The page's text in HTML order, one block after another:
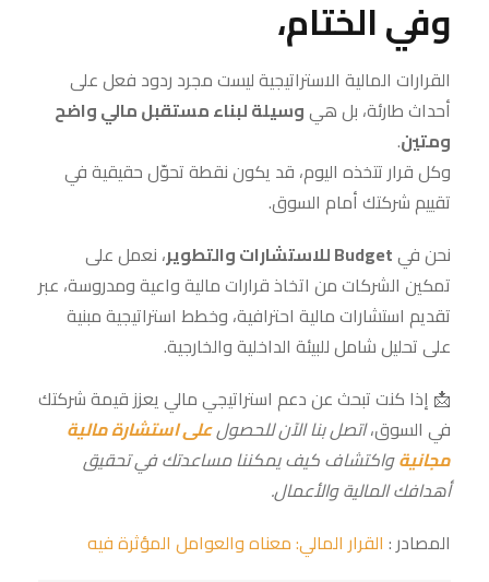
وفي الختام،
القرارات المالية الاستراتيجية ليست مجرد ردود فعل على
أحداث طارئة، بل هيوسيلة لبناء مستقبل مالي واضح
ومتين.
وكل قرار تتخذه اليوم، قد يكون نقطة تحوّل حقيقية في
تقييم شركتك أمام السوق.
نحن فيBudget للاستشارات والتطوير
، نعمل على
تمكين الشركات من اتخاذ قرارات مالية واعية ومدروسة، عبر
تقديم استشارات مالية احترافية، وخطط استراتيجية مبنية
على تحليل شامل للبيئة الداخلية والخارجية.
📩 إذا كنت تبحث عن دعم استراتيجي مالي يعزز قيمة شركتك
في السوق،اتصل بنا الآن للحصولعلى استشارة مالية
مجانيةواكتشاف كيف يمكننا مساعدتك في تحقيق
أهدافك المالية والأعمال.
المصادر : القرار المالي: معناه والعوامل المؤثرة فيه